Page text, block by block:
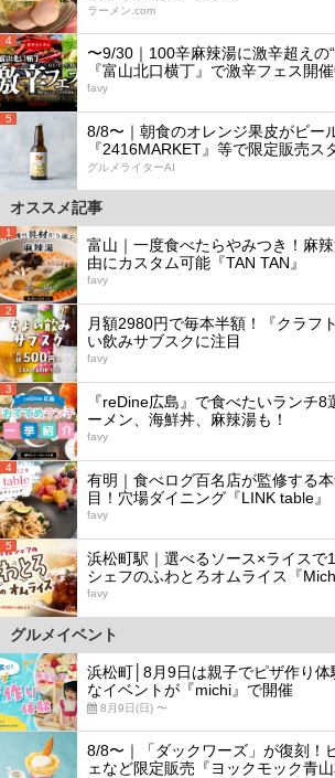
ラーメン.com
4
〜9/30｜100辛麻辣湯に激辛超えの
『富山北口横丁』で激辛フェス開
favy
5
8/8〜｜朝食のオレンジ果皮がビー
『2416MARKET』等で限定販売ス
グルメライターAI
オススメ記事
1
富山｜一度食べたらやみつき！麻
由にカスタム可能『TAN TAN』
favy
2
月額2980円で毎本半額！『クラフ
い飲みサブスクに注目
favy
3
『reDine広島』で食べたいランチ
ーメン、海鮮丼、麻辣湯も！
favy
4
有明｜食べログ百名店が監修する
目！穴場ダイニング『LINK table』
favy
5
浜松町駅｜選べるソース×ライスで
シェフのふわとろオムライス『Michi
favy
グルメイベント
浜松町│8月9日は親子でピザ作り
なイベントが『michi』で開催
8月9日(日) 〜
8/8〜｜「ダックワーズ」が復刻！
ェなど限定販売『ヨックモック青山